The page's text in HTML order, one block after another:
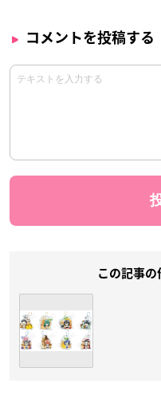
コメントを投稿する
この記事の